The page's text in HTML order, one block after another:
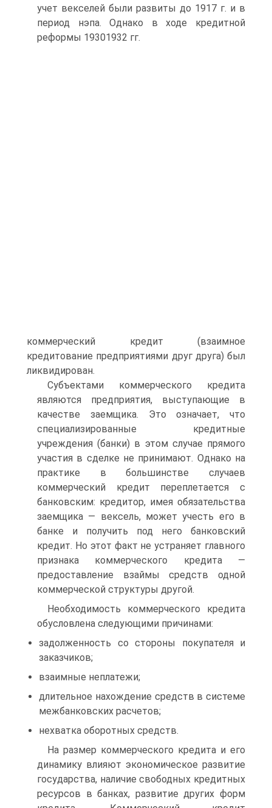
учет векселей были развиты до 1917 г. и в
период нэпа. Однако в ходе кредитной
реформы 19301932 гг.
коммерческий кредит (взаимное
кредитование предприятиями друг друга) был
ликвидирован.
Субъектами коммерческого кредита
являются предприятия, выступающие в
качестве заемщика. Это означает, что
специализированные кредитные
учреждения (банки) в этом случае прямого
участия в сделке не принимают. Однако на
практике в большинстве случаев
коммерческий кредит переплетается с
банковским: кредитор, имея обязательства
заемщика — вексель, может учесть его в
банке и получить под него банковский
кредит. Но этот факт не устраняет главного
признака коммерческого кредита —
предоставление взаймы средств одной
коммерческой структуры другой.
Необходимость коммерческого кредита
обусловлена следующими причинами:
задолженность со стороны покупателя и
заказчиков;
взаимные неплатежи;
длительное нахождение средств в системе
межбанковских расчетов;
нехватка оборотных средств.
На размер коммерческого кредита и его
динамику влияют экономическое развитие
государства, наличие свободных кредитных
ресурсов в банках, развитие других форм